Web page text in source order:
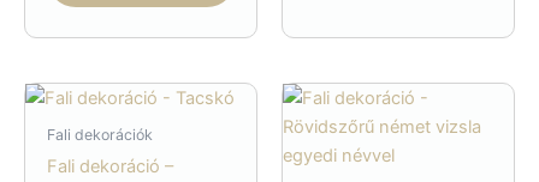
több
van.
változatok
Fali dekorációk
Fali dekoráció –